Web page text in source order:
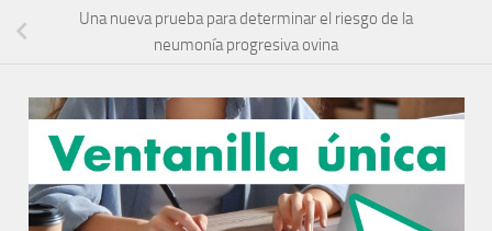
Una nueva prueba para determinar el riesgo de la
neumonía progresiva ovina